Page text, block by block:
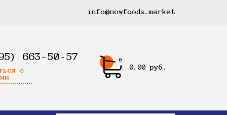
info@nowfoods.market
663-50-57
с
0
0.00 руб.